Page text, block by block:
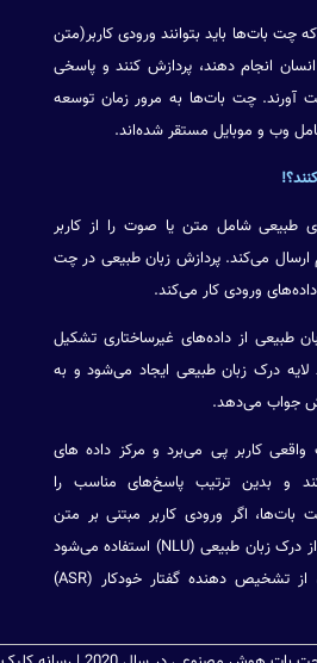
چت بات‌ها باید بتوانند ورودی کاربر(متن
انجام دهند‌، پردازش کنند و پاسخی
آورند. چت بات‌ها به مرور زمان توسعه
وب و موبایل مستقر شده‌اند.
شامل متن یا صوت را از کاربر
ارسال می‌کند. پردازش زبان طبیعی در چت
ورودی کار می‌کند.
طبیعی از داده‌های غیرساختاری تشکیل
درک زبان طبیعی ایجاد می‌شود و به
جواب می‌دهد.
کاربر پی می‌برد و مرکز داده های
و بدین ترتیب پاسخ‌های مناسب را
بات‌ها، اگر ورودی کاربر مبتنی بر متن
باشد ، برای ساختار داده‌ها از درک زبان طبیعی (NLU) استفاده می‌شود
و اگر ورودی صوتی باشد، از تشخیص دهنده گفتار خودکار (ASR)